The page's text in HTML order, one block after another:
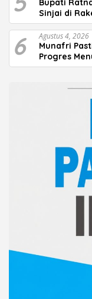
Bupati
Sinjai di
6 Agustus 4, 2026
Munafri
Progres